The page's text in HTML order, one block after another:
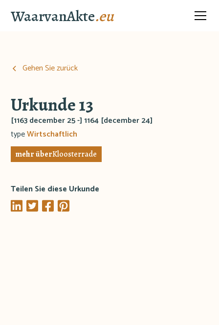
WaarvanAkte.eu
Gehen Sie zurück
Urkunde 13
[1163 december 25 -] 1164 [december 24]
typeWirtschaftlich
mehr überKloosterrade
Teilen Sie diese Urkunde